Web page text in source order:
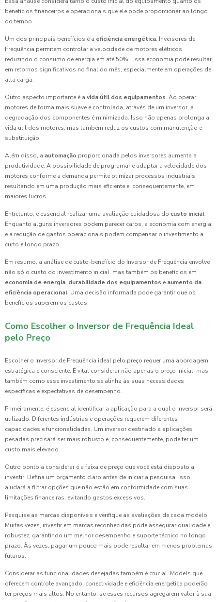
benefícios financeiros e operacionais que ele pode proporcionar ao longo
do tempo.
Um dos principais benefícios é a eficiência energética. Inversores de
Frequência permitem controlar a velocidade de motores elétricos,
reduzindo o consumo de energia em até 50%. Essa economia pode resultar
em retornos significativos no final do mês, especialmente em operações de
alta carga.
Outro aspecto importante é a vida útil dos equipamentos. Ao operar
motores de forma mais suave e controlada, através de um inversor, a
degradação dos componentes é minimizada. Isso não apenas prolonga a
vida útil dos motores, mas também reduz os custos com manutenção e
substituição.
Além disso, a automação proporcionada pelos inversores aumenta a
produtividade. A possibilidade de programar e adaptar a velocidade dos
motores conforme a demanda permite otimizar processos industriais,
resultando em uma produção mais eficiente e, consequentemente, em
maiores lucros.
Entretanto, é essencial realizar uma avaliação cuidadosa do custo inicial.
Enquanto alguns inversores podem parecer caros, a economia com energia
e a redução de gastos operacionais podem compensar o investimento a
curto e longo prazo.
Em resumo, a análise de custo-benefício do Inversor de Frequência envolve
não só o custo do investimento inicial, mas também os benefícios em
economia de energia, durabilidade dos equipamentos e aumento da
eficiência operacional. Uma decisão informada pode garantir que os
benefícios superem os custos.
Como Escolher o Inversor de Frequência Ideal
pelo Preço
Escolher o Inversor de Frequência ideal pelo preço requer uma abordagem
estratégica e consciente. É vital considerar não apenas o preço inicial, mas
também como esse investimento se alinha às suas necessidades
específicas e expectativas de desempenho.
Primeiramente, é essencial identificar a aplicação para a qual o inversor será
utilizado. Diferentes indústrias e operações requerem diferentes
capacidades e funcionalidades. Um inversor destinado a aplicações
pesadas precisará ser mais robusto e, consequentemente, pode ter um
custo mais elevado.
Outro ponto a considerar é a faixa de preço que você está disposto a
investir. Defina um orçamento claro antes de iniciar a pesquisa. Isso
ajudará a filtrar opções que não estão em conformidade com suas
limitações financeiras, evitando gastos excessivos.
Pesquise as marcas disponíveis e verifique as avaliações de cada modelo.
Muitas vezes, investir em marcas reconhecidas pode assegurar qualidade e
robustez, garantindo um melhor desempenho e suporte técnico no longo
prazo. Às vezes, pagar um pouco mais pode resultar em menos problemas
futuros.
Considerar as funcionalidades desejadas também é crucial. Models que
oferecem controle avançado, conectividade e eficiência energética poderão
ter preços mais altos. No entanto, se esses recursos agregarem valor à sua